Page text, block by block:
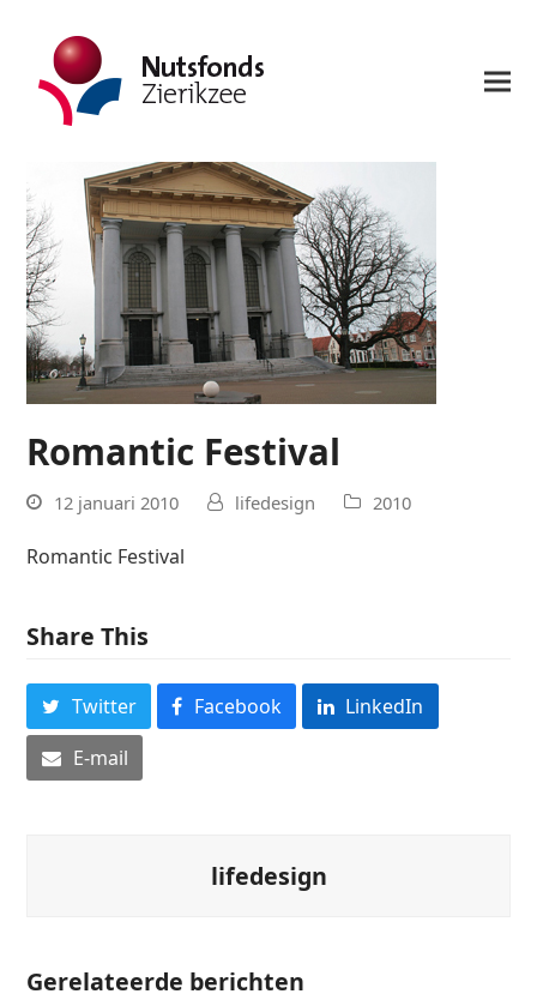
Romantic Festival
12 januari 2010 lifedesign 2010
Romantic Festival
Share This
Twitter Facebook
LinkedIn
E-mail
lifedesign
Gerelateerde berichten